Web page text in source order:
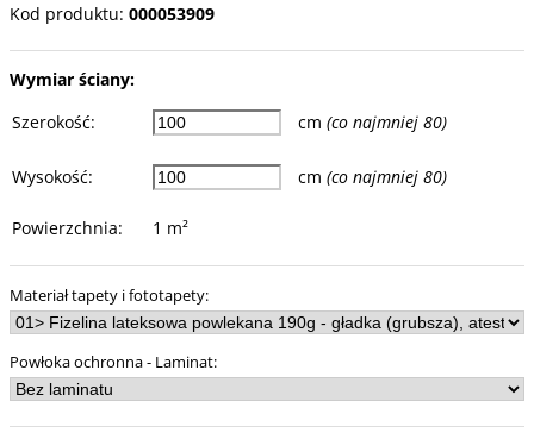
Kod produktu: 000053909
Wymiar ściany:
Szerokość: cm (co najmniej 80)
Wysokość: cm (co najmniej 80)
Powierzchnia: 1 m²
Materiał tapety i fototapety:
Powłoka ochronna - Laminat: